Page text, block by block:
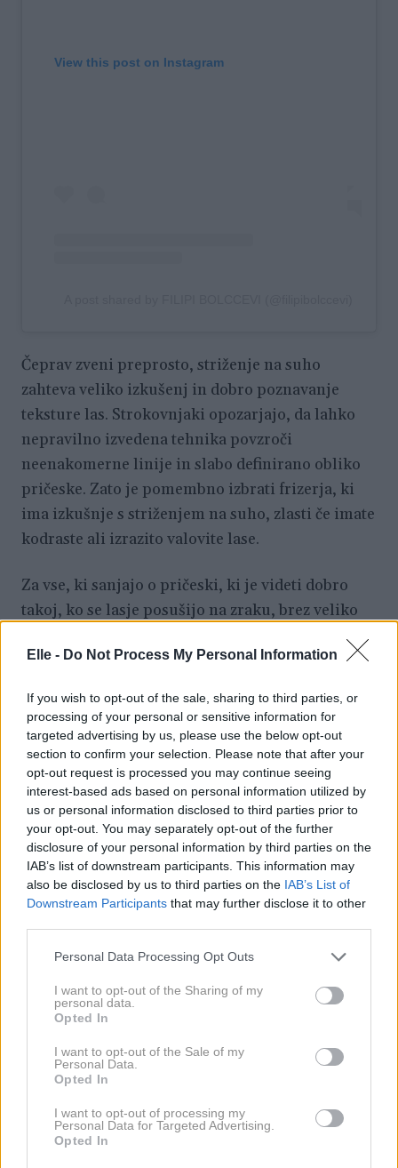
Elle - Do Not Process My Personal Information
If you wish to opt-out of the sale, sharing to third parties, or
processing of your personal or sensitive information for
targeted advertising by us, please use the below opt-out
section to confirm your selection. Please note that after your
opt-out request is processed you may continue seeing
interest-based ads based on personal information utilized by
us or personal information disclosed to third parties prior to
your opt-out. You may separately opt-out of the further
disclosure of your personal information by third parties on the
IAB’s list of downstream participants. This information may
also be disclosed by us to third parties on the IAB’s List of
Downstream Participants that may further disclose it to other
Please note that this website/app uses one or more Google
not limited to your visit or usage behaviour. You may click to
grant or deny consent to Google and its third-party tags to
use your data for below specified purposes in below Google
consent section.
Personal Data Processing Opt Outs
I want to opt-out of the Sharing of my
personal data.
Opted In
I want to opt-out of the Sale of my
Personal Data.
Opted In
I want to opt-out of processing my
Personal Data for Targeted Advertising.
Opted In
View this post on Instagram
Čeprav zveni preprosto, striženje na suho
zahteva veliko izkušenj in dobro poznavanje
teksture las. Strokovnjaki opozarjajo, da lahko
nepravilno izvedena tehnika povzroči
neenakomerne linije in slabo definirano obliko
pričeske. Zato je pomembno izbrati frizerja, ki
ima izkušnje s striženjem na suho, zlasti če imate
kodraste ali izrazito valovite lase.
Za vse, ki sanjajo o pričeski, ki je videti dobro
takoj, ko se lasje posušijo na zraku, brez veliko
truda in oblikovanja, bi bilo lahko striženje na
suho prav tisto, kar iščejo. V času, ko vse več
tehnika uveljavlja kot eden največjih lepotnih
trendov leta.
Moda
Komplet, ki
srajco: Margot
Robbie pokazala,